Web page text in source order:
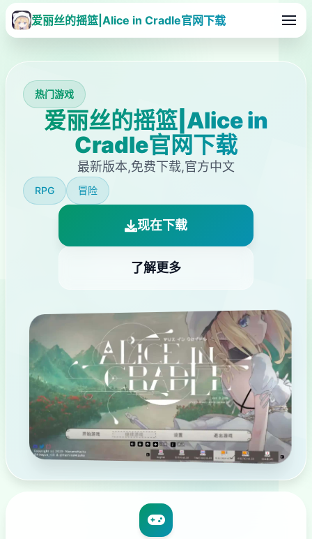
爱丽丝的摇篮|Alice in Cradle官网下载
热门游戏
爱丽丝的摇篮|Alice in
Cradle官网下载
最新版本,免费下载,官方中文
RPG 冒险
现在下载
了解更多